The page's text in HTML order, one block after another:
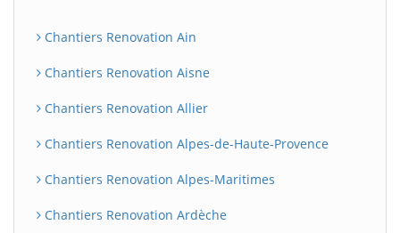
Chantiers Renovation Ain
Chantiers Renovation Aisne
Chantiers Renovation Allier
Chantiers Renovation Alpes-de-Haute-Provence
Chantiers Renovation Alpes-Maritimes
Chantiers Renovation Ardèche